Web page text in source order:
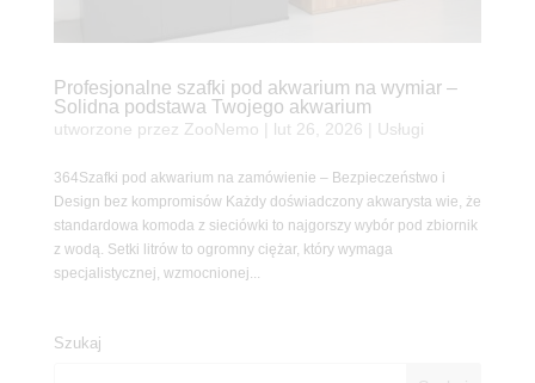
Profesjonalne szafki pod akwarium na wymiar –
Solidna podstawa Twojego akwarium
utworzone przez ZooNemo lut 26, 2026 Usługi
364Szafki pod akwarium na zamówienie – Bezpieczeństwo i
Design bez kompromisów Każdy doświadczony akwarysta wie, że
standardowa komoda z sieciówki to najgorszy wybór pod zbiornik
z wodą. Setki litrów to ogromny ciężar, który wymaga
specjalistycznej, wzmocnionej...
Szukaj